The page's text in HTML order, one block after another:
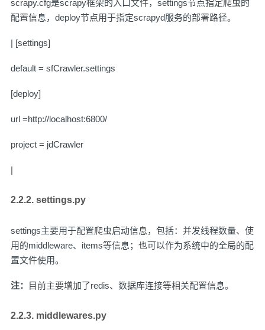
scrapy.cfg是scrapy框架的入口文件，settings节点指定爬虫的
配置信息，deploy节点用于指定scrapyd服务的部署路径。
| [settings]
default = sfCrawler.settings
[deploy]
url =http://localhost:6800/
project = jdCrawler
|
2.2.2. settings.py
settings主要用于配置爬虫启动信息，包括：并发线程数量、使
用的middleware、items等信息；也可以作为系统中的全局的配
置文件使用。
注： 目前主要增加了redis、数据库连接等相关配置信息。
2.2.3. middlewares.py